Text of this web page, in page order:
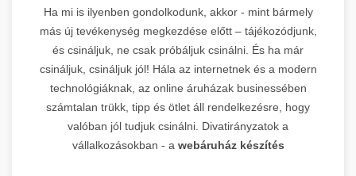
Ha mi is ilyenben gondolkodunk, akkor - mint bármely
más új tevékenység megkezdése előtt – tájékozódjunk,
és csináljuk, ne csak próbáljuk csinálni. És ha már
csináljuk, csináljuk jól! Hála az internetnek és a modern
technológiáknak, az online áruházak businessében
számtalan trükk, tipp és ötlet áll rendelkezésre, hogy
valóban jól tudjuk csinálni. Divatirányzatok a
vállalkozásokban - a webáruház készítés